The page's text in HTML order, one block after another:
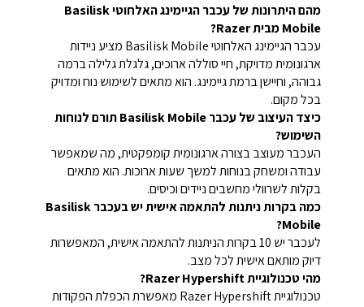
מהם היתרונות של עכבר הגיימינג האלחוטי Basilisk
Mobile מבית Razer?
עכבר הגיימינג האלחוטי Basilisk Mobile מציע ניידות
ארגונומית מדויקת, חיי סוללה ארוכים, גלגלת גלילה ברמה
גבוהה, וחיישן ברמת גיימינג. הוא מתאים לשימוש נוח ומדויק
בכל מקום.
כיצד העיצוב של עכבר Basilisk Mobile תורם לנוחות
השימוש?
העכבר מעוצב בצורה ארגונומית קומפקטית, מה שמאפשר
עבודה ומשחק בנוחות למשך שעות ארוכות. הוא מתאים
בקלות לשרוולי מחשבים ניידים וכיסים.
כמה בקרות ניתנות להתאמה אישית יש בעכבר Basilisk
Mobile?
לעכבר יש 10 בקרות הניתנות להתאמה אישית, המאפשרות
דיוק מותאם אישית לכל מצב.
מהי טכנולוגיית Razer Hypershift?
טכנולוגיית Razer Hypershift מאפשרת הכפלת הפקודות